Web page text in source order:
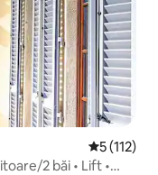
Scor
5 (112)
2 băi • Lift •